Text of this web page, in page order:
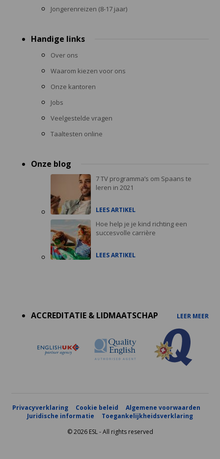
Jongerenreizen (8-17 jaar)
Handige links
Over ons
Waarom kiezen voor ons
Onze kantoren
Jobs
Veelgestelde vragen
Taaltesten online
Onze blog
7 TV programma’s om Spaans te
leren in 2021
LEES ARTIKEL
Hoe help je je kind richting een
succesvolle carrière
LEES ARTIKEL
ACCREDITATIE & LIDMAATSCHAP
LEER MEER
Privacyverklaring Cookie beleid
Algemene voorwaarden
Juridische informatie
Toegankelijkheidsverklaring
© 2026 ESL - All rights reserved